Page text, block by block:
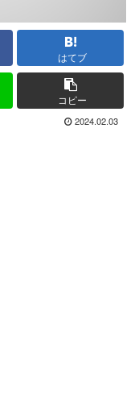
はてブ
コピー
2024.02.03